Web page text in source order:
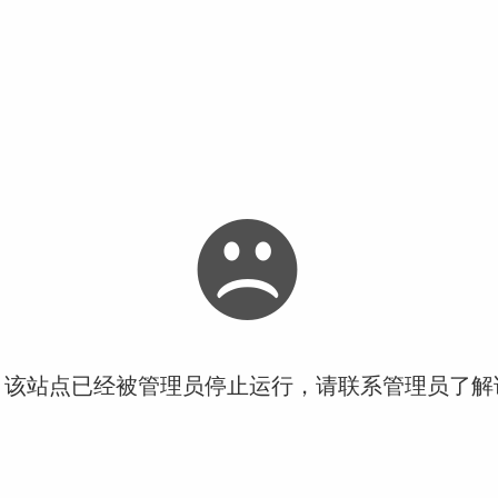
站点已经被管理员停止运行，请联系管理员了